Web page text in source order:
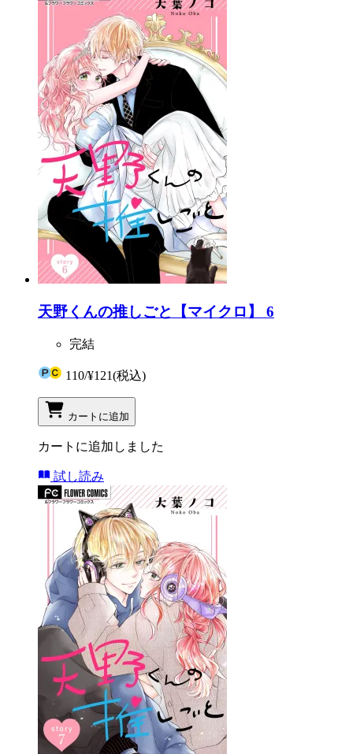
天野くんの推しごと【マイクロ】 6
完結
110/¥121(税込)
カートに追加
カートに追加しました
試し読み